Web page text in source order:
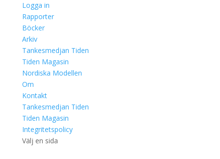
Logga in
Rapporter
Böcker
Arkiv
Tankesmedjan Tiden
Tiden Magasin
Nordiska Modellen
Om
Kontakt
Tankesmedjan Tiden
Tiden Magasin
Integritetspolicy
Välj en sida